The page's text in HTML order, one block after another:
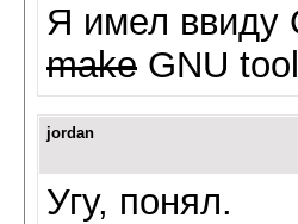
Я имел ввиду
make GNU
jordan
Угу, понял.